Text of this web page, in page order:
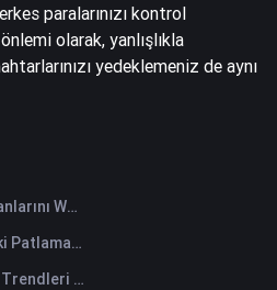
paralarınızı kontrol
olarak, yanlışlıkla
yedeklemeniz de aynı
Base MCP, Yapay Zeka Ajanlarını Web3 Varlık Asistanlarına Nasıl Dönüştürüyor?
RWA Tokenizasyonundaki Patlama: 7 Grafik
2026 RWA Tokenizasyon Trendleri ve TradFi'nin Yükselişi